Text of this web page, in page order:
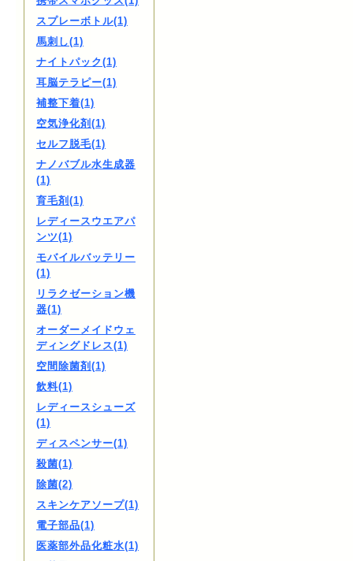
スプレーボトル(1)
馬刺し(1)
ナイトパック(1)
耳脳テラピー(1)
補整下着(1)
空気浄化剤(1)
セルフ脱毛(1)
ナノバブル水生成器
(1)
育毛剤(1)
レディースウエアパ
ンツ(1)
モバイルバッテリー
(1)
リラクゼーション機
器(1)
オーダーメイドウェ
ディングドレス(1)
空間除菌剤(1)
飲料(1)
レディースシューズ
(1)
ディスペンサー(1)
殺菌(1)
除菌(2)
スキンケアソープ(1)
電子部品(1)
医薬部外品化粧水(1)